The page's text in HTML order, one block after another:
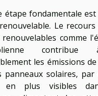
étape fondamentale
Le
comme
contribue
les émissions
panneaux solaires, par
plus visibles